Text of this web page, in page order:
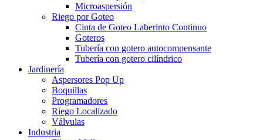
Microaspersión
Riego por Goteo
Cinta de Goteo Laberinto Continuo
Goteros
Tubería con gotero autocompensante
Tubería con gotero cilíndrico
Jardinería
Aspersores Pop Up
Boquillas
Programadores
Riego Localizado
Válvulas
Industria